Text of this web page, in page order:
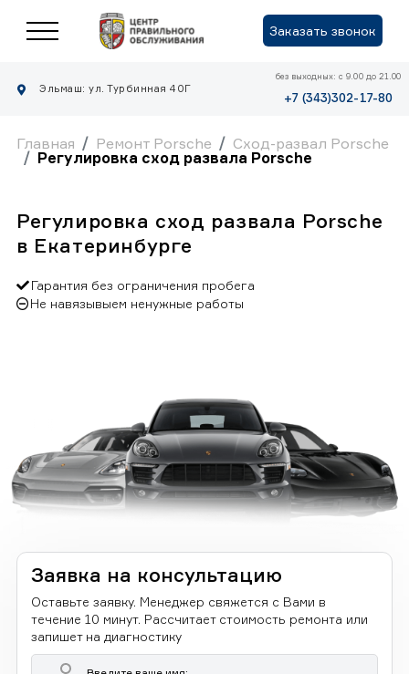
Заказать звонок
Эльмаш: ул. Турбинная 40Г
без выходных: с 9.00 до 21.00
+7 (343)302-17-80
Главная Ремонт Porsche
Сход-развал Porsche
Регулировка сход развала Porsche
Регулировка сход развала Porsche
в Екатеринбурге
Гарантия без ограничения пробега
Не навязывыем ненужные работы
Заявка на консультацию
Оставьте заявку. Менеджер свяжется с Вами в
течение 10 минут. Рассчитает стоимость ремонта или
запишет на диагностику